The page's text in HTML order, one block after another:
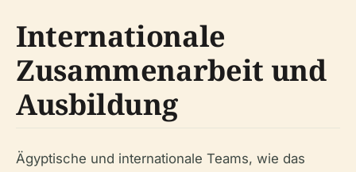
Internationale
Zusammenarbeit und
Ausbildung
Ägyptische und internationale Teams, wie das